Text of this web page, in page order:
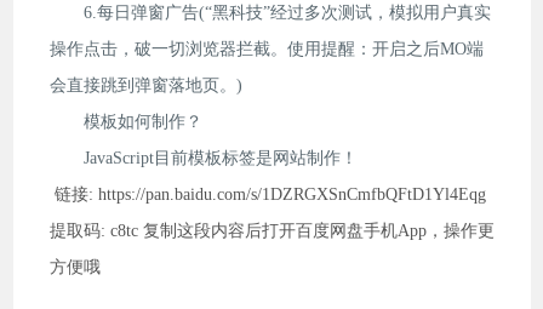
6.每日弹窗广告(“黑科技”经过多次测试，模拟用户真实
操作点击，破一切浏览器拦截。使用提醒：开启之后MO端
会直接跳到弹窗落地页。)
模板如何制作？
JavaScript目前模板标签是网站制作！
链接: https://pan.baidu.com/s/1DZRGXSnCmfbQFtD1Yl4Eqg
提取码: c8tc 复制这段内容后打开百度网盘手机App，操作更
方便哦